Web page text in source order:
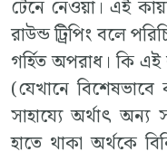
টেনে নেওয়া। এই
রাউন্ড ট্রিপিং বলে
গর্হিত অপরাধ। কি এই
(যেখানে
সাহায্যে অর্থাৎ অন্য
হাতে থাকা অর্থকে